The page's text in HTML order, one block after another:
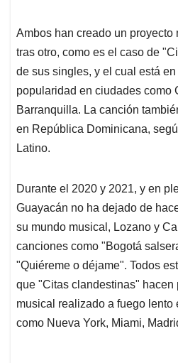
Ambos han creado un proyecto
tras otro, como es el caso de
de sus singles, y el cual está
popularidad en ciudades como
Barranquilla. La canción
en República Dominicana,
Latino.
Durante el 2020 y 2021, y en
Guayacán no ha dejado de
su mundo musical, Lozano y
canciones como "Bogotá
"Quiéreme o déjame". Todos
que "Citas clandestinas" hacen
musical realizado a fuego lento
como Nueva York, Miami,